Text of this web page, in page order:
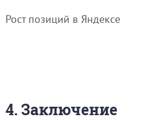
Рост позиций в Яндексе
4. Заключение